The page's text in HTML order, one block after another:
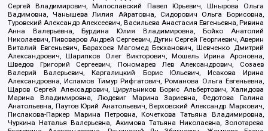
Сергей Владимирович, Милославский Павел Юрьевич, Шнырова Ольга
Вадимовна, Чанышева Лилия Айратовна, Сидорович Ольга Борисовна,
Туровский Александр Алексеевич, Васильева Анастасия Евгеньевна, Ривина
Анна Валерьевна, Бурдина Юлия Владимировна, Бойко Анатолий
Николаевич, Пивоваров Андрей Сергеевич, Дугин Сергей Георгиевич, Аверин
Виталий Евгеньевич, Барахоев Магомед Бекханович, Шевченко Дмитрий
Александрович, Шарипков Олег Викторович, Мошель Ирина Ароновна,
Шведов Григорий Сергеевич, Пономарев Лев Александрович, Созаев
Валерий Валерьевич, Каргалицкий Борис Юльевич, Исакова Ирина
Александровна, Исламов Тимур Рифгатович, Романова Ольга Евгеньевна,
Щаров Сергей Алексадрович, Цирульников Борис Альбертович, Халидова
Марина Владимировна, Людевиг Марина Зариевна, Федотова Галина
Анатольевна, Паутов Юрий Анатольевич, Верховский Александр Маркович,
Пислакова-Паркер Марина Петровна, Кочеткова Татьяна Владимировна,
Чуркина Наталья Валерьевна, Акимова Татьяна Николаевна, Золотарева